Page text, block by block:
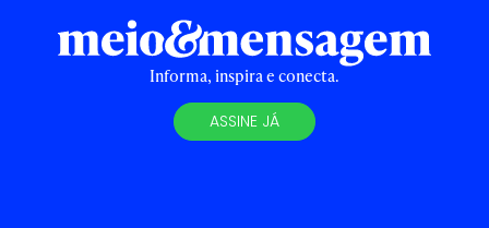
Informa, inspira e conecta.
ASSINE JÁ